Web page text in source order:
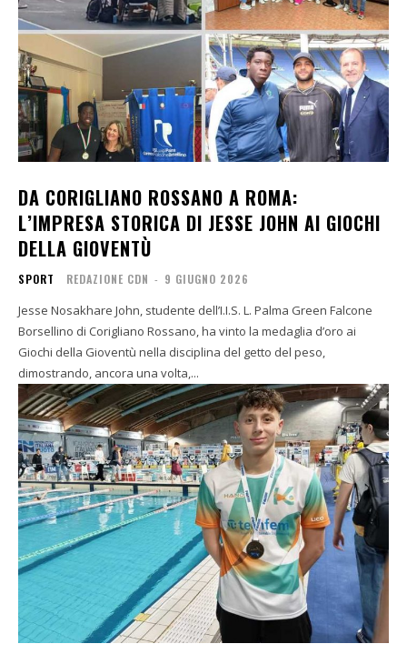
DA CORIGLIANO ROSSANO A ROMA:
L’IMPRESA STORICA DI JESSE JOHN AI GIOCHI
DELLA GIOVENTÙ
SPORT REDAZIONE CDN - 9 GIUGNO 2026
Jesse Nosakhare John, studente dell’I.I.S. L. Palma Green Falcone
Borsellino di Corigliano Rossano, ha vinto la medaglia d’oro ai
Giochi della Gioventù nella disciplina del getto del peso,
dimostrando, ancora una volta,...